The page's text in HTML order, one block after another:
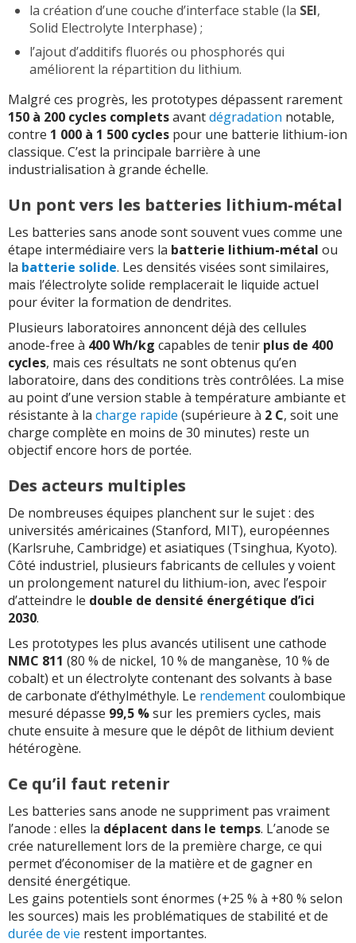
la création d’une couche d’interface stable (la SEI,
Solid Electrolyte Interphase) ;
l’ajout d’additifs fluorés ou phosphorés qui
améliorent la répartition du lithium.
Malgré ces progrès, les prototypes dépassent rarement
150 à 200 cycles completsavantdégradation notable,
contre 1 000 à 1 500 cycles pour une batterie lithium-ion
classique. C’est la principale barrière à une
industrialisation à grande échelle.
Un pont vers les batteries lithium-métal
Les batteries sans anode sont souvent vues comme une
étape intermédiaire vers la batterie lithium-métal ou
la batterie solide. Les densités visées sont similaires,
mais l’électrolyte solide remplacerait le liquide actuel
pour éviter la formation de dendrites.
Plusieurs laboratoires annoncent déjà des cellules
anode-free à 400 Wh/kg capables de tenir plus de 400
cycles, mais ces résultats ne sont obtenus qu’en
laboratoire, dans des conditions très contrôlées. La mise
au point d’une version stable à température ambiante et
résistante à la charge rapide (supérieure à 2 C, soit une
charge complète en moins de 30 minutes) reste un
objectif encore hors de portée.
Des acteurs multiples
De nombreuses équipes planchent sur le sujet : des
universités américaines (Stanford, MIT), européennes
(Karlsruhe, Cambridge) et asiatiques (Tsinghua, Kyoto).
Côté industriel, plusieurs fabricants de cellules y voient
un prolongement naturel du lithium-ion, avec l’espoir
d’atteindre le double de densité énergétique d’ici
2030.
Les prototypes les plus avancés utilisent une cathode
NMC 811 (80 % de nickel, 10 % de manganèse, 10 % de
cobalt) et un électrolyte contenant des solvants à base
de carbonate d’éthylméthyle. Le rendementcoulombique
mesuré dépasse 99,5 %sur les premiers cycles, mais
chute ensuite à mesure que le dépôt de lithium devient
hétérogène.
Ce qu’il faut retenir
Les batteries sans anode ne suppriment pas vraiment
l’anode : elles la déplacent dans le temps. L’anode se
crée naturellement lors de la première charge, ce qui
permet d’économiser de la matière et de gagner en
densité énergétique.
Les gains potentiels sont énormes (+25 % à +80 % selon
les sources) mais les problématiques de stabilité et de
durée de vie restent importantes.